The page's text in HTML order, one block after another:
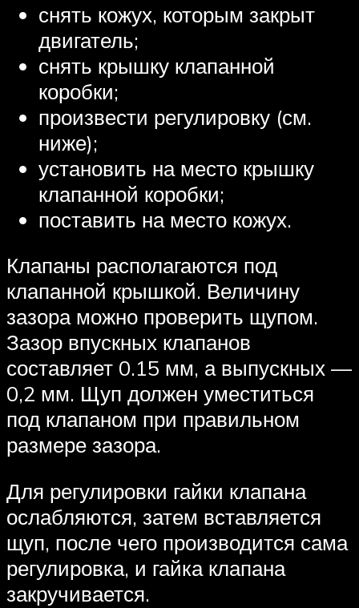
снять кожух, которым закрыт
двигатель;
снять крышку клапанной
коробки;
произвести регулировку (см.
ниже);
установить на место крышку
клапанной коробки;
поставить на место кожух.
Клапаны располагаются под
клапанной крышкой. Величину
зазора можно проверить щупом.
Зазор впускных клапанов
составляет 0.15 мм, а выпускных —
0,2 мм. Щуп должен уместиться
под клапаном при правильном
размере зазора.
Для регулировки гайки клапана
ослабляются, затем вставляется
щуп, после чего производится сама
регулировка, и гайка клапана
закручивается.